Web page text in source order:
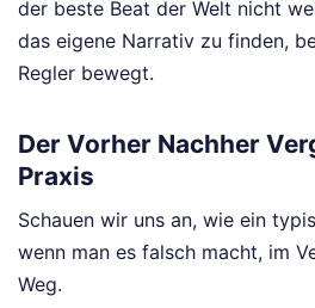
der beste Beat der Welt nicht
das eigene Narrativ zu finden,
Regler bewegt.
Der Vorher Nachher
Praxis
Schauen wir uns an, wie ein
wenn man es falsch macht, im
Weg.